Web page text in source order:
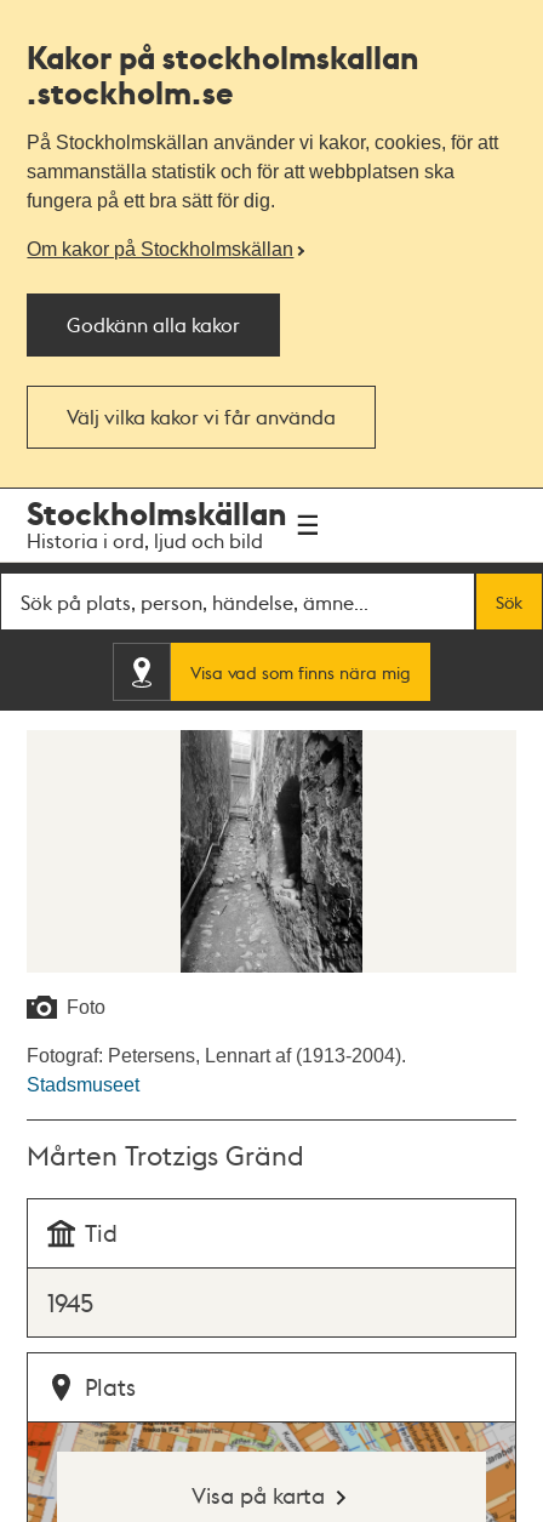
Kakor på stockholmskallan
.stockholm.se
På Stockholmskällan använder vi kakor, cookies, för att
sammanställa statistik och för att webbplatsen ska
fungera på ett bra sätt för dig.
Om kakor på Stockholmskällan
Godkänn alla kakor
Välj vilka kakor vi får använda
navigationen
huvudinnehållet
Stockholmskällan
Historia i ord, ljud och bild
Sök
Visa vad som finns nära mig
Foto
Fotograf: Petersens, Lennart af (1913-2004).
Stadsmuseet
Mårten Trotzigs Gränd
Tid
1945
Plats
Visa på karta